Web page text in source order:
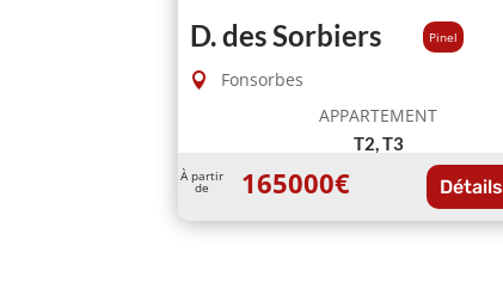
D. des Sorbiers Pinel
Fonsorbes
APPARTEMENT
T2, T3
À partir
de 165000€ Détails